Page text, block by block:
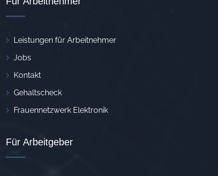
Leistungen für Arbeitnehmer
Jobs
Kontakt
Gehaltscheck
Frauennetzwerk Elektronik
Für Arbeitgeber